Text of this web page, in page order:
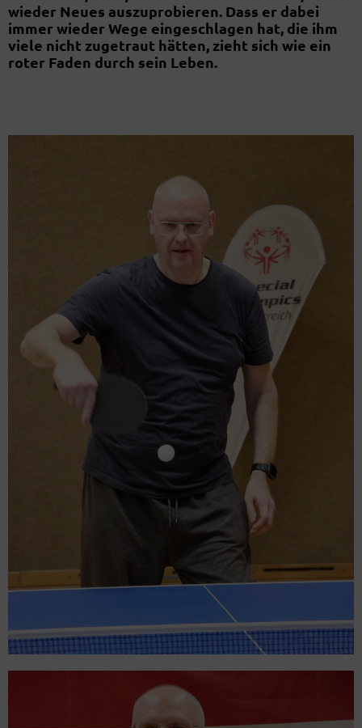
wieder Neues auszuprobieren. Dass er dabei
immer wieder Wege eingeschlagen hat, die ihm
viele nicht zugetraut hätten, zieht sich wie ein
roter Faden durch sein Leben.